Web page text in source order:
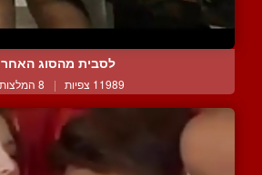
לסבית מהסוג האחר
11989 צפיות | 8 המלצות